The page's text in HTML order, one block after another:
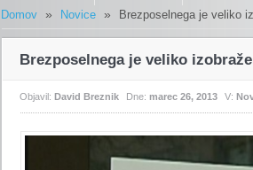
Domov » Novice » Brezposelnega je veliko
Brezposelnega je veliko
Objavil:David Breznik Dne:marec 26, 2013 V: